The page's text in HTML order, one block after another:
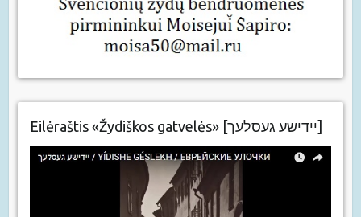
Eilėraštis «Žydiškos gatvelės» [יידישע געסלעך]